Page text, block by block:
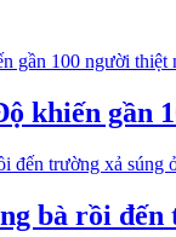
khiến gần
bà rồi